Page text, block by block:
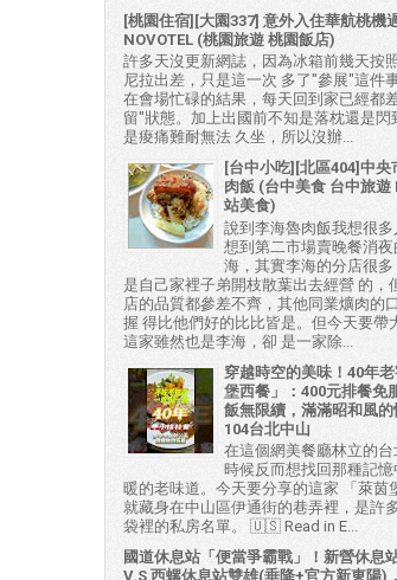
[桃園住宿][大園337] 意外入住華航桃機
NOVOTEL (桃園旅遊 桃園飯店)
許多天沒更新網誌，因為冰箱前幾天按
尼拉出差，只是這一次 多了"參展"這件
在會場忙碌的結果，每天回到家已經都
留"狀態。加上出國前不知是落枕還是閃
是痠痛難耐無法 久坐，所以沒辦...
[台中小吃][北區404]中央
肉飯 (台中美食 台中旅遊
站美食)
說到李海魯肉飯我想很
想到第二市場賣晚餐消
海，其實李海的分店很
是自己家裡子弟開枝散葉出去經營 的，
店的品質都參差不齊，其他同業爌肉的
握 得比他們好的比比皆是。但今天要帶
這家雖然也是李海，卻 是一家除...
穿越時空的美味！40年
堡西餐」：400元排餐免
飯無限續，滿滿昭和風
104台北中山
在這個網美餐廳林立的
時候反而想找回那種記
暖的老味道。今天要分享的這家 「萊茵
就藏身在中山區伊通街的巷弄裡，是許
袋裡的私房名單。 🇺🇸 Read in E...
國道休息站「便當爭霸戰」！新營休息
V.S 西螺休息站雙雄(垂降+官方新東陽)